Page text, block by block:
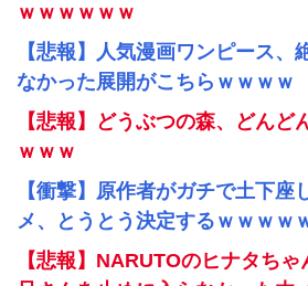
ｗｗｗｗｗｗ
【悲報】人気漫画ワンピース、
なかった展開がこちらｗｗｗｗ
【悲報】どうぶつの森、どんど
ｗｗｗ
【衝撃】原作者がガチで土下座
メ、とうとう決定するｗｗｗｗ
【悲報】NARUTOのヒナタち